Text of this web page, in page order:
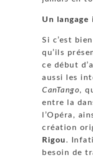
Un langage
Si c’est bien
qu’ils
ce début
aussi les
CanTango,
entre la
l’Opéra,
création
Rigou .
besoin de